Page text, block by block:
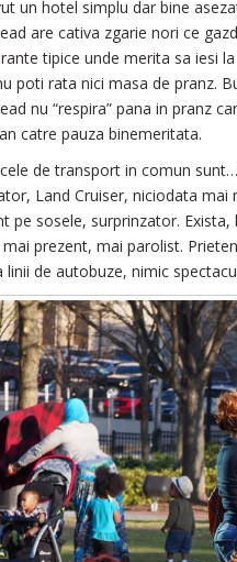
un hotel simplu dar bine
are cativa zgarie nori ce
tipice unde merita sa iesi
poti rata nici masa de pranz.
nu “respira” pana in pranz
catre pauza binemeritata.
de transport in comun
Land Cruiser, niciodata
pe sosele, surprinzator.
prezent, mai parolist.
linii de autobuze, nimic